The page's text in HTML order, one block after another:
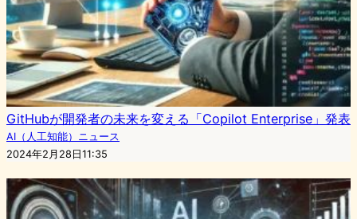
GitHubが開発者の未来を変える「Copilot Enterprise」発表
AI（人工知能）ニュース
2024年2月28日11:35